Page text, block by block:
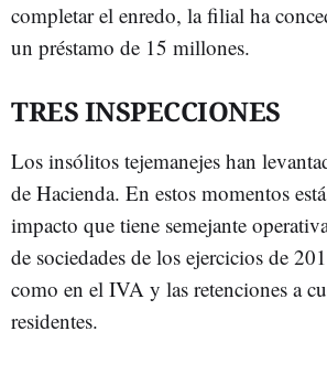
completar el enredo, la filial ha
un préstamo de 15 millones.
TRES INSPECCIONES
Los insólitos tejemanejes han
de Hacienda. En estos momentos
impacto que tiene semejante
de sociedades de los ejercicios de
como en el IVA y las retenciones a
residentes.